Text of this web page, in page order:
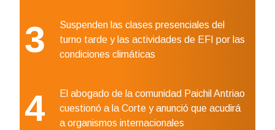
3
Suspenden las clases presenciales del
turno tarde y las actividades de EFI por las
condiciones climáticas
4
El abogado de la comunidad Paichil Antriao
cuestionó a la Corte y anunció que acudirá
a organismos internacionales